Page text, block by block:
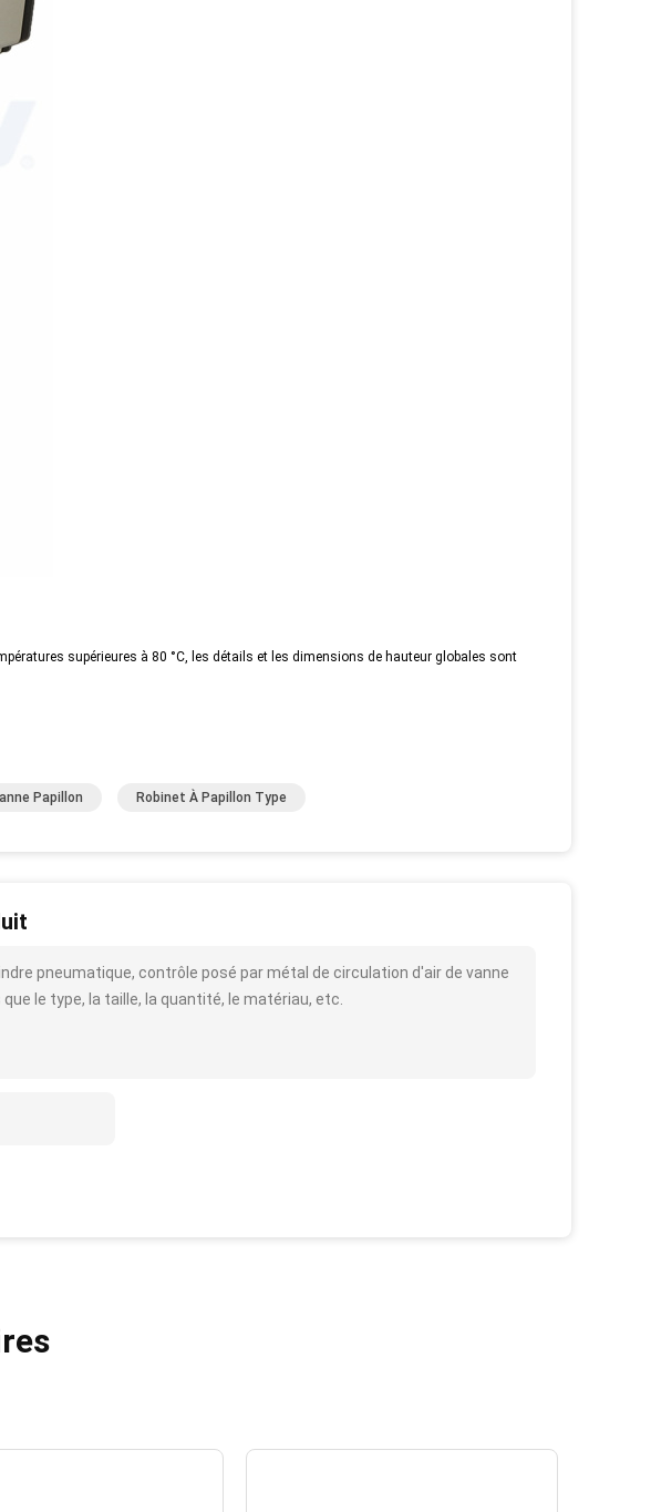
supérieures à 80 °C, les détails et les dimensions de hauteur globales sont
Papillon Robinet À Papillon Type
pneumatique, contrôle posé par métal de circulation d'air de vanne
le type, la taille, la quantité, le matériau, etc.